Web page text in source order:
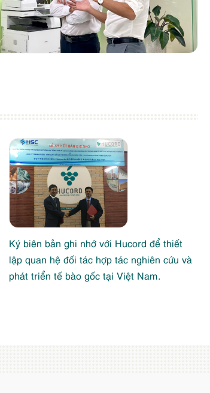
Ký biên bản ghi nhớ với Hucord để thiết
lập quan hệ đối tác hợp tác nghiên cứu và
phát triển tế bào gốc tại Việt Nam.